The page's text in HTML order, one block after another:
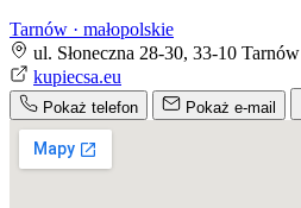
Tarnów · małopolskie
ul. Słoneczna 28-30, 33-10 Tarnów
kupiecsa.eu
Pokaż telefon Pokaż e-mail